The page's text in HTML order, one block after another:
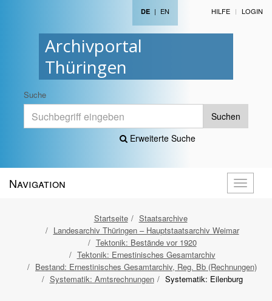
Archivportal
Thüringen
DE | EN HILFE LOGIN
Suche
Suchen
Erweiterte Suche
öffnen
Navigation
Startseite
Staatsarchive
Landesarchiv Thüringen – Hauptstaatsarchiv Weimar
Tektonik: Bestände vor 1920
Tektonik: Ernestinisches Gesamtarchiv
Bestand: Ernestinisches Gesamtarchiv, Reg. Bb (Rechnungen)
Systematik: Amtsrechnungen
Systematik: Eilenburg